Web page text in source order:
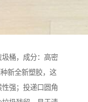
桶，成分：高密
新全新塑胶，这
强；投递口圆角